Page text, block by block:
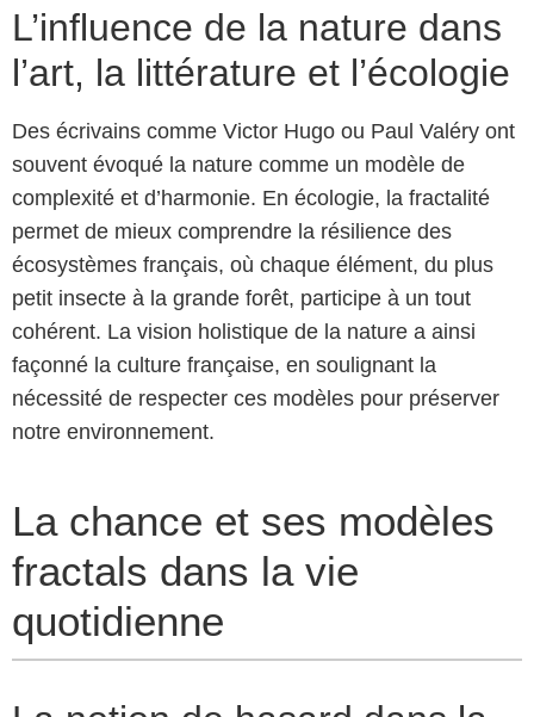
L’influence de la nature dans
l’art, la littérature et l’écologie
Des écrivains comme Victor Hugo ou Paul Valéry ont
souvent évoqué la nature comme un modèle de
complexité et d’harmonie. En écologie, la fractalité
permet de mieux comprendre la résilience des
écosystèmes français, où chaque élément, du plus
petit insecte à la grande forêt, participe à un tout
cohérent. La vision holistique de la nature a ainsi
façonné la culture française, en soulignant la
nécessité de respecter ces modèles pour préserver
notre environnement.
La chance et ses modèles
fractals dans la vie
quotidienne